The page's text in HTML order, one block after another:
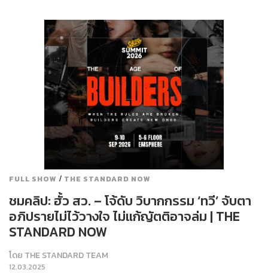
FULL SHOW / THE STANDARD NOW
ชมคลิป: ฮั้ว สว. – โจ้ดับ วิบากกรรม ‘ทวี’ จับตา
อภิปรายไม่ไว้วางใจ ไม่แก้ญัตติอาจล่ม | THE
STANDARD NOW
โดย THE STANDARD TEAM
12.03.2025